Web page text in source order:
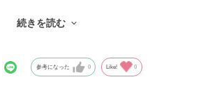
、痩せ型でSサイズがジャストフ
たため1ランク下げました)。
らい隠れ、袖は前に手を伸ばしたと
続きを読む
参考になった 0 Like! 0